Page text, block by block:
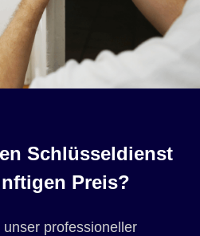
Schlüsseldienst
Preis?
professioneller